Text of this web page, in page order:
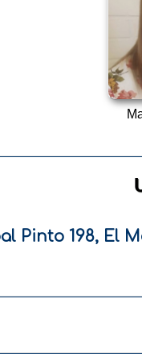
Pinto 198, El